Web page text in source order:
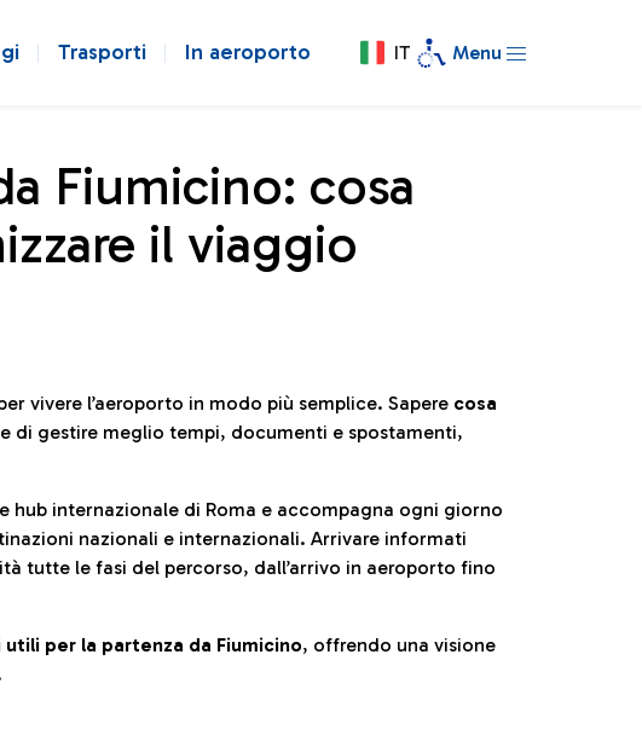
Trasporti In aeroporto IT Menu
Fiumicino: cosa
il viaggio
vivere l’aeroporto in modo più semplice. Sapere cosa
di gestire meglio tempi, documenti e spostamenti,
hub internazionale di Roma e accompagna ogni giorno
nazionali e internazionali. Arrivare informati
tutte le fasi del percorso, dall’arrivo in aeroporto fino
utili per la partenza da Fiumicino, offrendo una visione